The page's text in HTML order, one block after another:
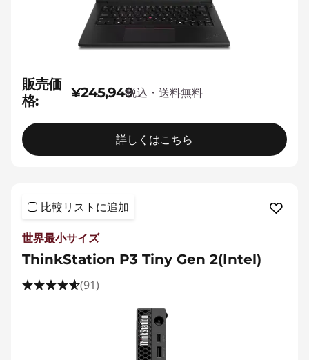
販売価
格:
¥245,949税込・送料無料
詳しくはこちら
比較リストに追加
世界最小サイズ
ThinkStation P3 Tiny Gen 2(Intel)
(91)